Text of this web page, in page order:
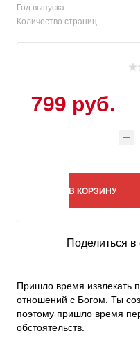
Год выпуска
Количество страниц
799 руб.
В КОРЗИНУ
Поделиться в
Пришло время извлекать
отношений с Богом. Ты
поэтому пришло время
обстоятельств.